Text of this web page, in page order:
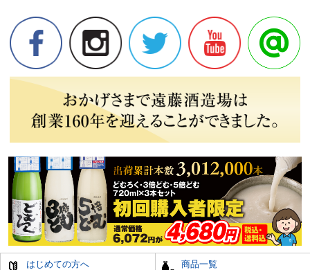
はじめての方へ 商品一覧